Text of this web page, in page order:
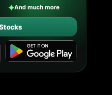
✦And much more